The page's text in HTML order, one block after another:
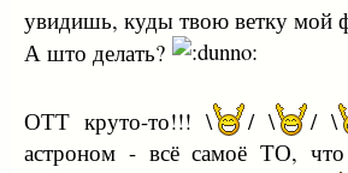
увидишь, куды твою ветку мой
А што делать?
ОТТ круто-то!!! \ / \ / \
астроном - всё самоё ТО,